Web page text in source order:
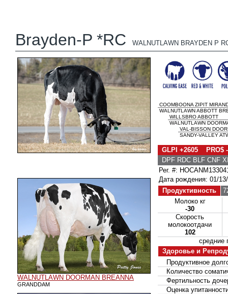
Brayden-P *RC WALNUTLAWN BRAYDEN P
WALNUTLAWN DOORMAN BREANNA
GRANDDAM
COOMBOONA ZIPIT
WALNUTLAWN ABBOTT
WILLSBRO ABBOTT
WALNUTLAWN
VAL-BISSON
SANDY-VALLEY
GLPI +2605 PRO$
DPF RDC BLF CNF
Рег. #:
Дата рождения: 01/
Продуктивность
Молоко кг
-30
Скорость
молокоотдачи
102
Здоровье и
Продуктивное
Количество
Фертильность
Оценка